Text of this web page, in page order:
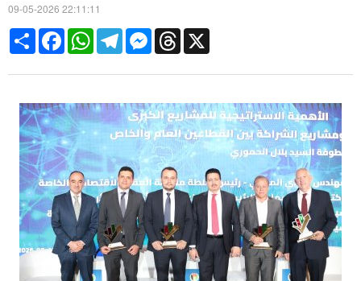
09-05-2026 22:11:11
Share
FacebookWhatsAppTelegramMessengerThreads X